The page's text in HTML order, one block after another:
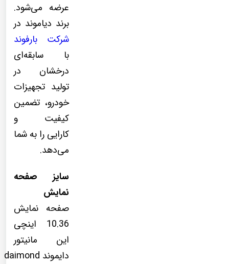
عرضه می‌شود.
برند دیاموند در
شرکت بارفوند
با سابقه‌ای
درخشان در
تولید تجهیزات
خودرو، تضمین
کیفیت و
کارایی را به شما
می‌دهد.
سایز صفحه
نمایش
صفحه نمایش
10.36 اینچی
این مانیتور
دایموند daimond